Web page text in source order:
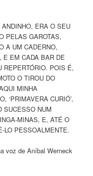
ERA O SEU
PELAS GAROTAS,
A UM CADERNO,
E EM CADA BAR DE
REPERTÓRIO. POIS É,
O TIROU DO
MINHA
‘PRIMAVERA CURIÓ’,
SUCESSO NUM
MINAS, E, ATÉ O
LO PESSOALMENTE.
voz de Aníbal Werneck